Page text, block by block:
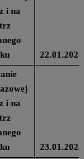
i na
22.01.2024
i na
23.01.2024